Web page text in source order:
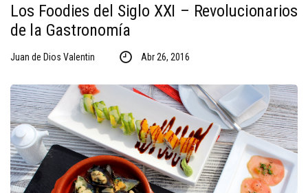
Los Foodies del Siglo XXI – Revolucionarios
de la Gastronomía
Juan de Dios Valentin Abr 26, 2016